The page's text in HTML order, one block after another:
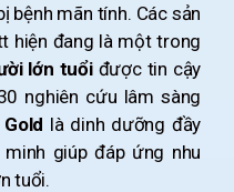
bệnh mãn tính. Các sản
hiện đang là một trong
lớn tuổi được tin cậy
nghiên cứu lâm sàng
là dinh dưỡng đầy
giúp đáp ứng nhu
tuổi.